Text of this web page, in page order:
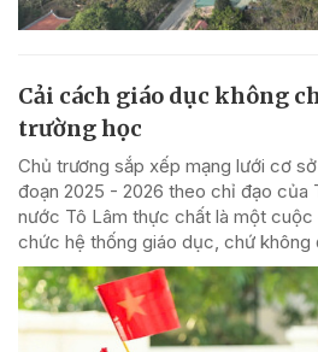
Cải cách giáo dục không
trường học
Chủ trương sắp xếp mạng lưới cơ
đoạn 2025 - 2026 theo chỉ đạo của
nước Tô Lâm thực chất là một
chức hệ thống giáo dục, chứ không